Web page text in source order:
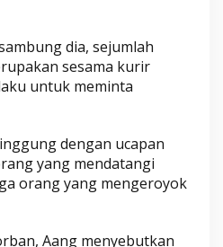
dia, sejumlah
sesama kurir
untuk meminta
dengan ucapan
yang mendatangi
orang yang mengeroyok
Aang menyebutkan